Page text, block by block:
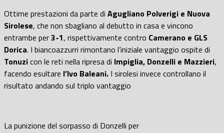
Ottime prestazioni da parte di Agugliano Polverigi e Nuova
Sirolese, che non sbagliano al debutto in casa e vincono
entrambe per3-1, rispettivamente contro Camerano e GLS
Dorica. I biancoazzurri rimontano l’iniziale vantaggio ospite di
Tonuzicon le reti nella ripresa di Impiglia, Donzelli e Mazzieri,
facendo esultare l’Ivo Baleani. I sirolesi invece controllano il
risultato andando sul triplo vantaggio
La punizione del sorpasso di Donzelli per